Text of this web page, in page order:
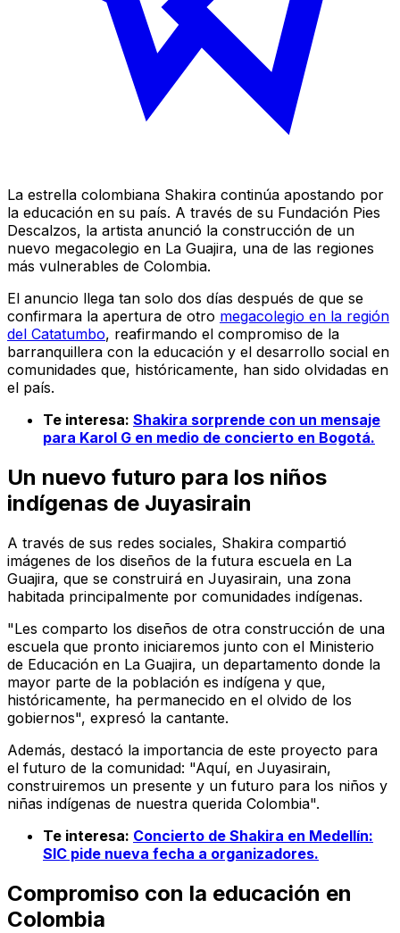
La estrella colombiana Shakira continúa apostando por
la educación en su país. A través de su Fundación Pies
Descalzos, la artista anunció la construcción de un
nuevo megacolegio en La Guajira, una de las regiones
más vulnerables de Colombia.
El anuncio llega tan solo dos días después de que se
confirmara la apertura de otro megacolegio en la región
del Catatumbo, reafirmando el compromiso de la
barranquillera con la educación y el desarrollo social en
comunidades que, históricamente, han sido olvidadas en
el país.
Te interesa: Shakira sorprende con un mensaje
para Karol G en medio de concierto en Bogotá.
Un nuevo futuro para los niños
indígenas de Juyasirain
A través de sus redes sociales, Shakira compartió
imágenes de los diseños de la futura escuela en La
Guajira, que se construirá en Juyasirain, una zona
habitada principalmente por comunidades indígenas.
"Les comparto los diseños de otra construcción de una
escuela que pronto iniciaremos junto con el Ministerio
de Educación en La Guajira, un departamento donde la
mayor parte de la población es indígena y que,
históricamente, ha permanecido en el olvido de los
gobiernos", expresó la cantante.
Además, destacó la importancia de este proyecto para
el futuro de la comunidad: "Aquí, en Juyasirain,
construiremos un presente y un futuro para los niños y
niñas indígenas de nuestra querida Colombia".
Te interesa: Concierto de Shakira en Medellín:
SIC pide nueva fecha a organizadores.
Compromiso con la educación en
Colombia